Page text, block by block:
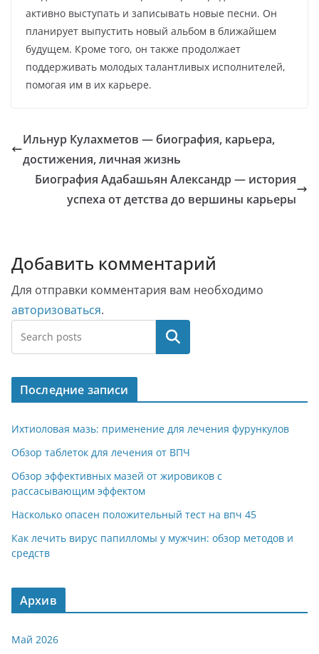
активно выступать и записывать новые песни. Он
планирует выпустить новый альбом в ближайшем
будущем. Кроме того, он также продолжает
поддерживать молодых талантливых исполнителей,
помогая им в их карьере.
Ильнур Кулахметов — биография, карьера,
достижения, личная жизнь
Биография Адабашьян Александр — история
успеха от детства до вершины карьеры
Добавить комментарий
Для отправки комментария вам необходимо
авторизоваться.
Поиск
Последние записи
Ихтиоловая мазь: применение для лечения фурункулов
Обзор таблеток для лечения от ВПЧ
Обзор эффективных мазей от жировиков с
рассасывающим эффектом
Насколько опасен положительный тест на впч 45
Как лечить вирус папилломы у мужчин: обзор методов и
средств
Архив
Май 2026